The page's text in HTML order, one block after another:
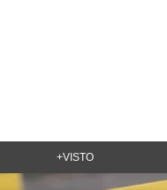
+VISTO